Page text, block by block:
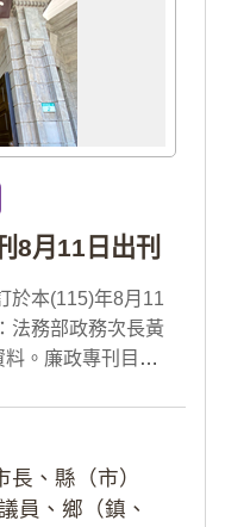
8月11日出刊
於本(115)年8月11
法務部政務次長黃
。廉政專刊目次
於出刊當日點選首
子書」及「財產
、縣（市）
員、鄉（鎮、